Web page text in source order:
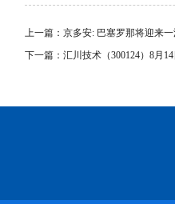
上一篇： 京多安: 巴塞罗那将迎来
下一篇： 汇川技术（300124）8月